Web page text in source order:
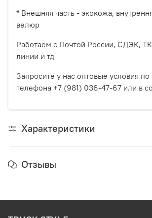
* Внешняя часть - экокожа,
велюр
Работаем с Почтой России, СДЭК,
линии и тд
Запросите у нас оптовые условия
телефона +7 (981) 036-47-67 или в
Характеристики
Отзывы